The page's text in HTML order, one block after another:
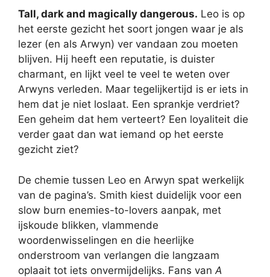
Tall, dark and magically dangerous. Leo is op
het eerste gezicht het soort jongen waar je als
lezer (en als Arwyn) ver vandaan zou moeten
blijven. Hij heeft een reputatie, is duister
charmant, en lijkt veel te veel te weten over
Arwyns verleden. Maar tegelijkertijd is er iets in
hem dat je niet loslaat. Een sprankje verdriet?
Een geheim dat hem verteert? Een loyaliteit die
verder gaat dan wat iemand op het eerste
gezicht ziet?
De chemie tussen Leo en Arwyn spat werkelijk
van de pagina’s. Smith kiest duidelijk voor een
slow burn enemies-to-lovers aanpak, met
ijskoude blikken, vlammende
woordenwisselingen en die heerlijke
onderstroom van verlangen die langzaam
oplaait tot iets onvermijdelijks. Fans van A